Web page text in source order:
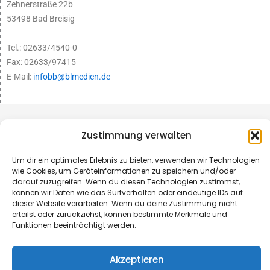
Zustimmung verwalten
Um dir ein optimales Erlebnis zu bieten, verwenden wir Technologien
wie Cookies, um Geräteinformationen zu speichern und/oder
darauf zuzugreifen. Wenn du diesen Technologien zustimmst,
können wir Daten wie das Surfverhalten oder eindeutige IDs auf
dieser Website verarbeiten. Wenn du deine Zustimmung nicht
erteilst oder zurückziehst, können bestimmte Merkmale und
Funktionen beeinträchtigt werden.
Akzeptieren
Zehnerstraße 22b
53498 Bad Breisig
Tel.: 02633/4540-0
Fax: 02633/97415
E-Mail: infobb@blmedien.de